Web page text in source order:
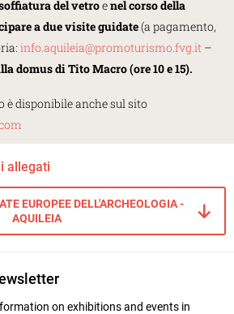
del vetroenel corso della
a due visite guidate(a pagamento,
info.aquileia@promoturismo.fvg.it –
domus di Tito Macro (ore 10 e 15).
disponibile anche sul sito
allegati
EUROPEE DELL'ARCHEOLOGIA -
AQUILEIA
on exhibitions and events in